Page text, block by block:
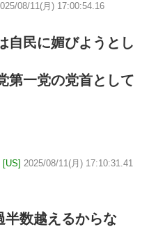
08/11(月) 17:00:54.16
自民に媚びようとし
第一党の党首として
[US] 2025/08/11(月) 17:10:31.41
半数越えるからな